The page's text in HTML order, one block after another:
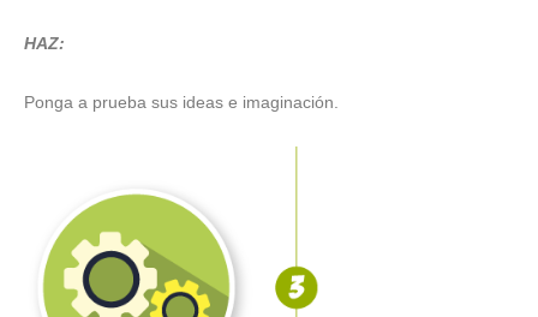
HAZ:
Ponga a prueba sus ideas e imaginación.